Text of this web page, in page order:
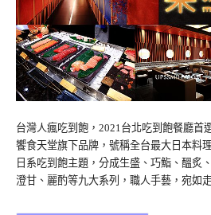
台灣人瘋吃到飽，2021台北吃到飽餐廳首
饗食天堂旗下品牌，號稱全台最大日本料
日系吃到飽主題，分成生盛、巧鮨、醞炙
澄甘、麗酌等九大系列，職人手藝，宛如